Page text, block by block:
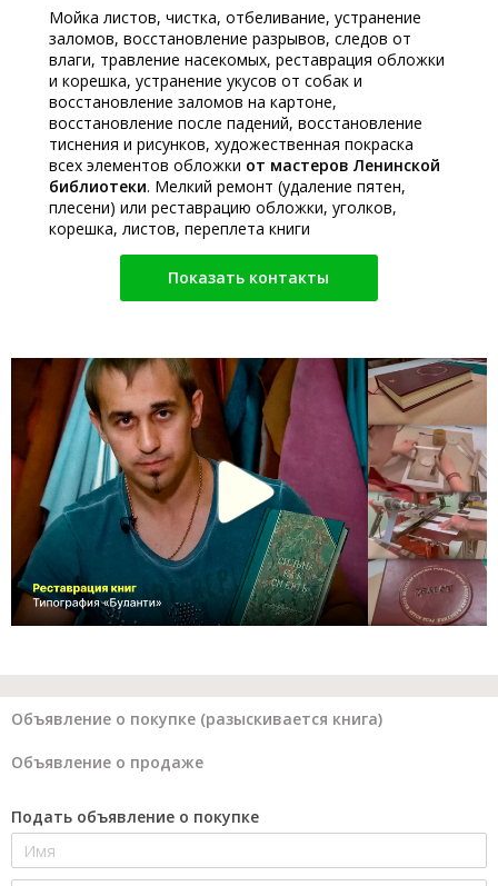
Мойка листов, чистка, отбеливание, устранение
заломов, восстановление разрывов, следов от
влаги, травление насекомых, реставрация обложки
и корешка, устранение укусов от собак и
восстановление заломов на картоне,
восстановление после падений, восстановление
тиснения и рисунков, художественная покраска
всех элементов обложки от мастеров Ленинской
библиотеки. Мелкий ремонт (удаление пятен,
плесени) или реставрацию обложки, уголков,
корешка, листов, переплета книги
Показать контакты
Объявление о покупке (разыскивается книга)
Объявление о продаже
Подать объявление о покупке